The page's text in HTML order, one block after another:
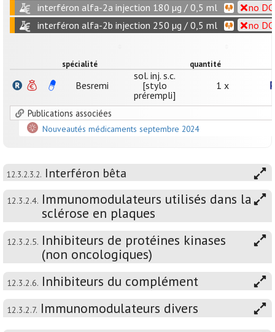
interféron alfa-2a injection 180 µg / 0,5 ml
no
interféron alfa-2b injection 250 µg / 0,5 ml
no
spécialité quantité
Besremi
sol. inj. s.c.
[stylo
prérempli]
1 x
Publications associées
Nouveautés médicaments septembre 2024
12.3.2.3.2. Interféron bêta
12.3.2.4. Immunomodulateurs utilisés dans la
sclérose en plaques
12.3.2.5. Inhibiteurs de protéines kinases
(non oncologiques)
12.3.2.6. Inhibiteurs du complément
12.3.2.7. Immunomodulateurs divers